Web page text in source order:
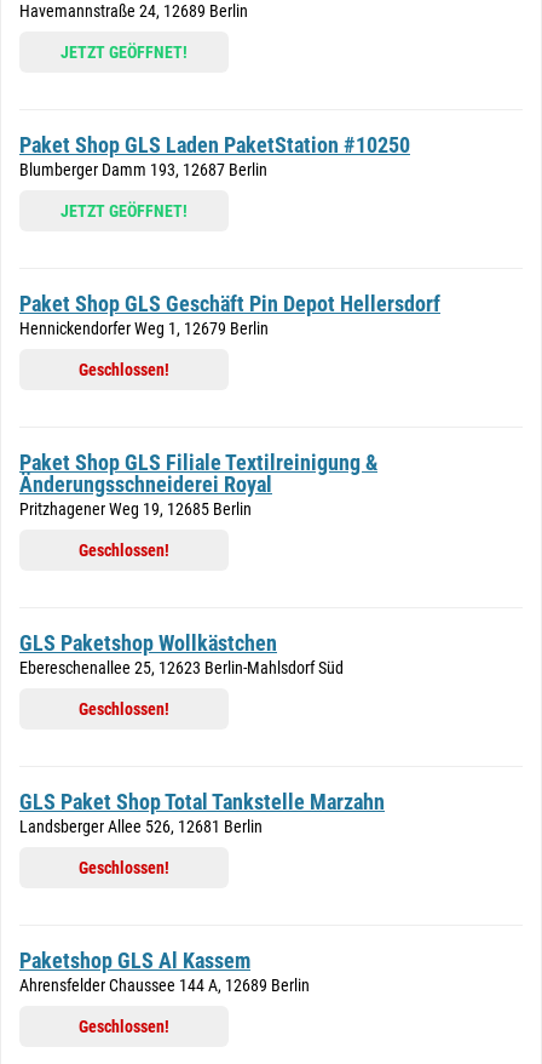
Havemannstraße 24, 12689 Berlin
JETZT GEÖFFNET!
Paket Shop GLS Laden PaketStation #10250
Blumberger Damm 193, 12687 Berlin
JETZT GEÖFFNET!
Paket Shop GLS Geschäft Pin Depot Hellersdorf
Hennickendorfer Weg 1, 12679 Berlin
Geschlossen!
Paket Shop GLS Filiale Textilreinigung &
Änderungsschneiderei Royal
Pritzhagener Weg 19, 12685 Berlin
Geschlossen!
GLS Paketshop Wollkästchen
Ebereschenallee 25, 12623 Berlin-Mahlsdorf Süd
Geschlossen!
GLS Paket Shop Total Tankstelle Marzahn
Landsberger Allee 526, 12681 Berlin
Geschlossen!
Paketshop GLS Al Kassem
Ahrensfelder Chaussee 144 A, 12689 Berlin
Geschlossen!